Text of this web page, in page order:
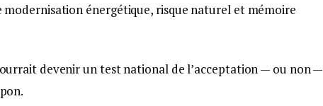
énergétique, risque naturel et mémoire
devenir un test national de l’acceptation — ou non —